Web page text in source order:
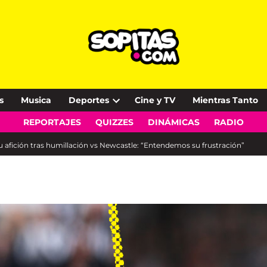
Musica Deportes
Open
dropdown
Cine y TV Mientras Tanto
REPORTAJES QUIZZES DINÁMICAS RADIO
tras humillación vs Newcastle: “Entendemos su frustración”